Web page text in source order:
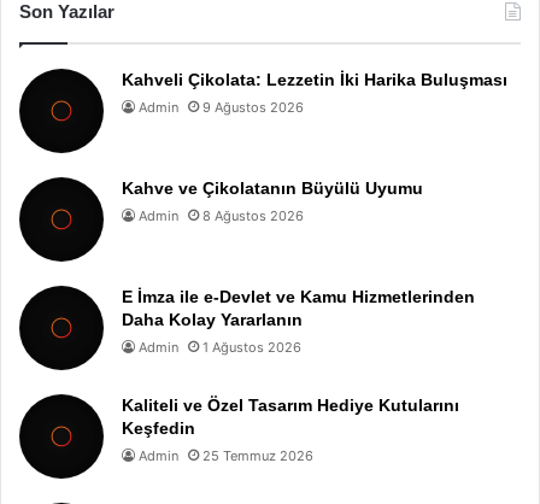
Son Yazılar
Kahveli Çikolata: Lezzetin İki Harika Buluşması
Admin 9 Ağustos 2026
Kahve ve Çikolatanın Büyülü Uyumu
Admin 8 Ağustos 2026
E İmza ile e-Devlet ve Kamu Hizmetlerinden
Daha Kolay Yararlanın
Admin 1 Ağustos 2026
Kaliteli ve Özel Tasarım Hediye Kutularını
Keşfedin
Admin 25 Temmuz 2026